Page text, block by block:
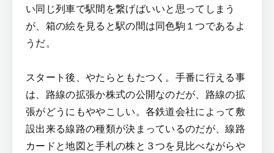
い同じ列車で駅間を繋げばいいと思ってしまう
が、箱の絵を見ると駅の間は同色駒１つであるよ
うだ。
スタート後、やたらともたつく。手番に行える事
は、路線の拡張か株式の公開なのだが、路線の拡
張がどうにもややこしい。各鉄道会社によって敷
設出来る線路の種類が決まっているのだが、線路
カードと地図と手札の株と３つを見比べながらや